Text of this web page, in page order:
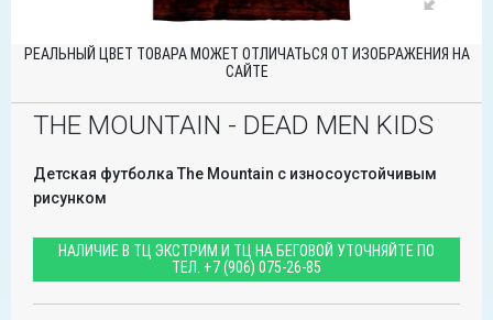
РЕАЛЬНЫЙ ЦВЕТ ТОВАРА МОЖЕТ ОТЛИЧАТЬСЯ ОТ ИЗОБРАЖЕНИЯ НА
САЙТЕ
THE MOUNTAIN - DEAD MEN KIDS
Детская футболка The Mountain с износоустойчивым
рисунком
НАЛИЧИЕ В ТЦ ЭКСТРИМ И ТЦ НА БЕГОВОЙ УТОЧНЯЙТЕ ПО
ТЕЛ. +7 (906) 075-26-85